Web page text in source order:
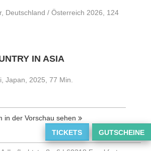
TICKETS GUTSCHEINE
Deutschland / Österreich 2026, 124
IN ASIA
Japan, 2025, 77 Min.
in der Vorschau sehen